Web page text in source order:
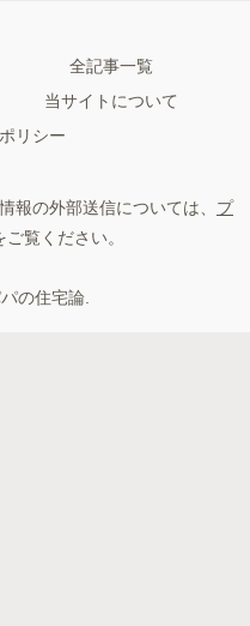
全記事一覧
当サイトについて
リシー
報の外部送信については、 プ
ご覧ください。
の住宅論.